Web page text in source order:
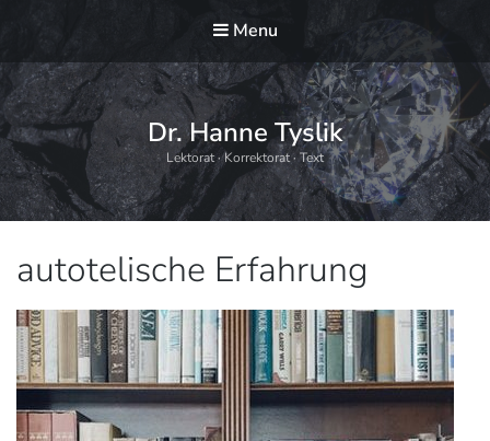
Menu
Dr. Hanne Tyslik
Lektorat · Korrektorat · Text
Schlagwort:
autotelische Erfahrung